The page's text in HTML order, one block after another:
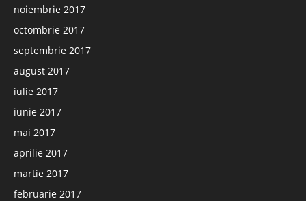
noiembrie 2017
octombrie 2017
septembrie 2017
august 2017
iulie 2017
iunie 2017
mai 2017
aprilie 2017
martie 2017
februarie 2017